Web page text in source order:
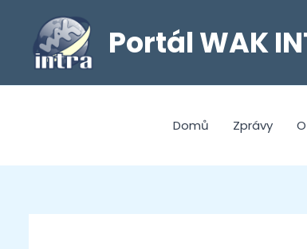
Portál WAK
Domů Zprávy